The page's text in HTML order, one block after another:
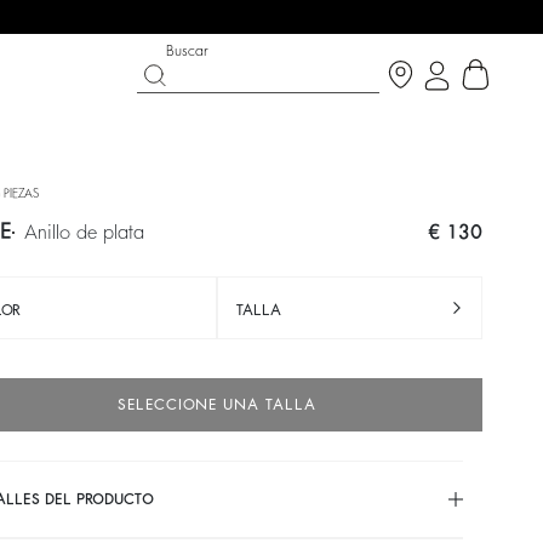
Buscar
anillo de plata € 130
TALLA
SELECCIONE UNA TALLA
DEL PRODUCTO